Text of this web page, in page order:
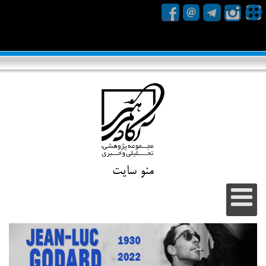
منو سایت